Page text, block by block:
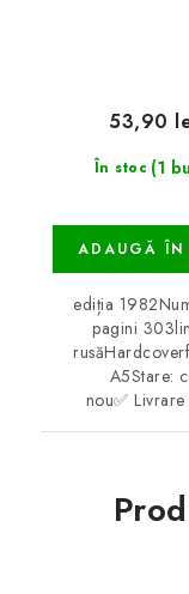
În stoc (1
53,90
ADAUGĂ ÎN
ediția
pagini
A5Stare:
nou✅ Livrare